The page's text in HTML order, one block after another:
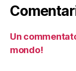
Un
mondo!